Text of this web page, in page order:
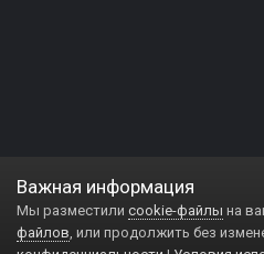
Важная информация
Мы разместили cookie-файлы на
файлов, или продолжить без